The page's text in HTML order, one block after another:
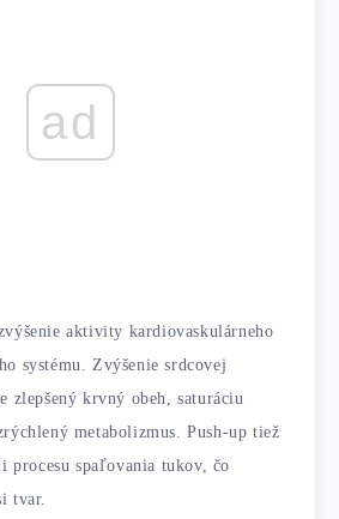
ad
aktivity kardiovaskulárneho
systému. Zvýšenie srdcovej
zlepšený krvný obeh, saturáciu
metabolizmus. Push-up tiež
procesu spaľovania tukov, čo
tvar.